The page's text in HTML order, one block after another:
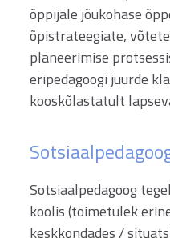
õppijale jõukohase
õpistrateegiate,
planeerimise
eripedagoogi juurde
kooskõlastatult
Sotsiaalpedagoog
koolis (toimetulek
keskkondades /